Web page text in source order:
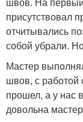
присутствовал
отчитывались
собой убрали.
Мастер
швов, с работой
прошел, а у нас
довольна